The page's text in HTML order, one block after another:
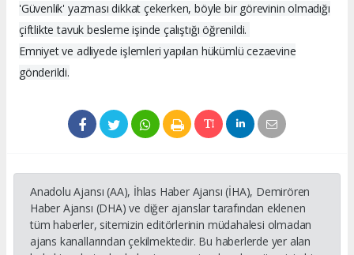
'Güvenlik' yazması dikkat çekerken, böyle bir görevinin olmadığı
çiftlikte tavuk besleme işinde çalıştığı öğrenildi.
Emniyet ve adliyede işlemleri yapılan hükümlü cezaevine
gönderildi.
Anadolu Ajansı (AA), İhlas Haber Ajansı (İHA), Demirören
Haber Ajansı (DHA) ve diğer ajanslar tarafından eklenen
tüm haberler, sitemizin editörlerinin müdahalesi olmadan
ajans kanallarından çekilmektedir. Bu haberlerde yer alan